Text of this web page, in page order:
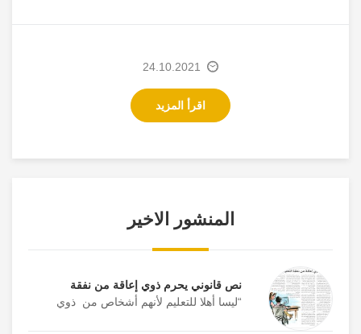
اقرأ المزيد
24.10.2021
المنشور الاخير
نص قانوني يحرم ذوي إعاقة من نفقة
“ليسا أهلا للتعليم لأنهم أشخاص من ذوي